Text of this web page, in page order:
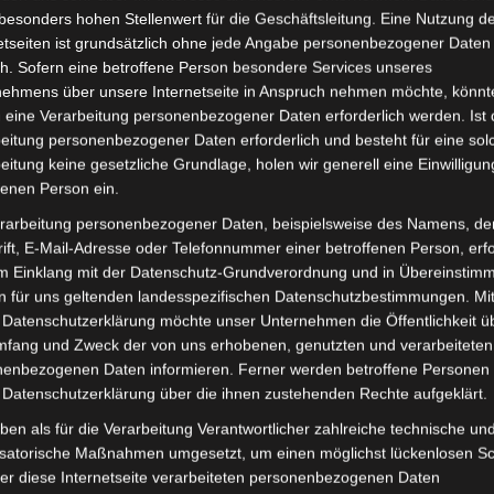
inkl. 19 % MwSt.
Lieferzeit:Versandfertig
Rezensionen (0)
VSX. Hintere rücklichtunterabdeckung-
Informationen zum Fahrzeug findest du hier:
hohen Stellenwert für die Geschäftsleitung. Eine Nutzung
ist grundsätzlich ohne jede Angabe personenbezogener Daten
Sofern eine betroffene Person besondere Services unseres
über unsere Internetseite in Anspruch nehmen möchte,
eine Verarbeitung personenbezogener Daten erforderlich werden. Ist
personenbezogener Daten erforderlich und besteht für eine
keine gesetzliche Grundlage, holen wir generell eine
Person ein.
personenbezogener Daten, beispielsweise des Namens,
E-Mail-Adresse oder Telefonnummer einer betroffenen Person,
Einklang mit der Datenschutz-Grundverordnung und in
für uns geltenden landesspezifischen Datenschutzbestimmungen.
möchte unser Unternehmen die Öffentlichkeit
und Zweck der von uns erhobenen, genutzten und verarbeiteten
Daten informieren. Ferner werden betroffene Personen
über die ihnen zustehenden Rechte aufgeklärt.
als für die Verarbeitung Verantwortlicher zahlreiche technische und
Maßnahmen umgesetzt, um einen möglichst lückenlosen
diese Internetseite verarbeiteten personenbezogenen Daten